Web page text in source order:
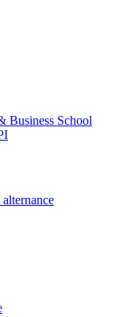
Business School